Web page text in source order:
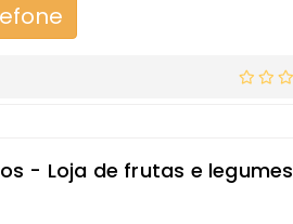
- Loja de frutas e legumes